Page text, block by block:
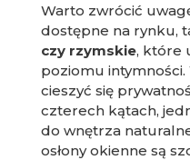
Warto zwrócić
dostępne na rynku,
czy rzymskie, które
poziomu
cieszyć się
czterech kątach,
do wnętrza
osłony okienne są